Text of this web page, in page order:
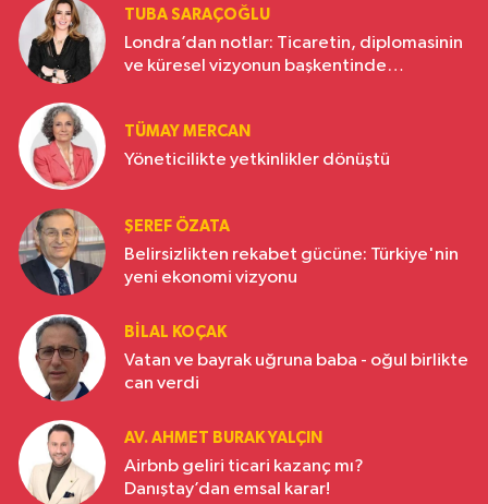
TUBA SARAÇOĞLU
Londra’dan notlar: Ticaretin, diplomasinin
ve küresel vizyonun başkentinde
TÜMAY MERCAN
Yöneticilikte yetkinlikler dönüştü
ŞEREF ÖZATA
Belirsizlikten rekabet gücüne: Türkiye'nin
yeni ekonomi vizyonu
BILAL KOÇAK
Vatan ve bayrak uğruna baba - oğul birlikte
can verdi
AV. AHMET BURAK YALÇIN
Airbnb geliri ticari kazanç mı?
Danıştay’dan emsal karar!